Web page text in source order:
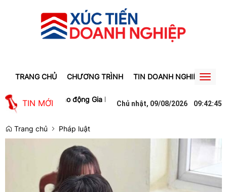
TRANG CHỦ CHƯƠNG TRÌNH TIN DOANH NGHIỆP Toggle
TIN MỚI
cho lao động Gia Lai Người phụ nữ ở Hưng Yên suýt bị mất
Chủ nhật, 09/08/2026 09:42:47
Trang chủ Pháp luật